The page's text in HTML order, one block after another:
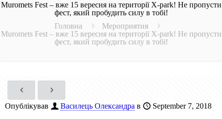
Muromets Fest – вже 15 вересня на території X-park! Не пропусти
фест, який пробудить силу в тобі!
Головна
Мероприятия
Muromets Fest – вже 15 вересня на території X-park! Не пропусти
фест, який пробудить силу в тобі!
Опублікував Василець Олександра в September 7, 2018